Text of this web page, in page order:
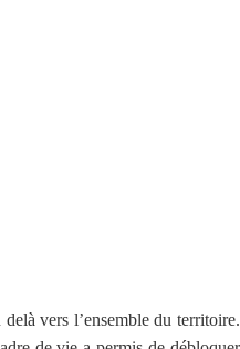
vers l’ensemble du territoire.